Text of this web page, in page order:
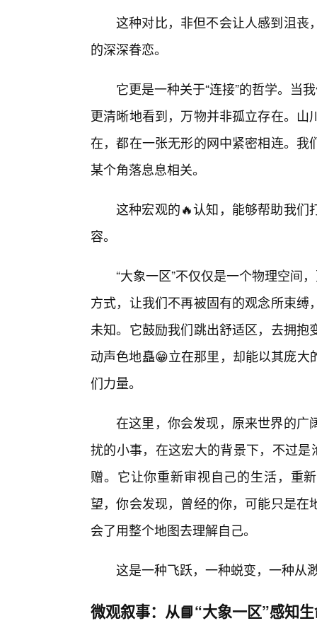
这种对比，非但不会让人感到沮丧
的深深眷恋。
它更是一种关于“连接”的哲学。当
更清晰地看到，万物并非孤立存在。
在，都在一张无形的网中紧密相连。
某个角落息息相关。
这种宏观的🔥认知，能够帮助我们
容。
“大象一区”不仅仅是一个物理空间
方式，让我们不再被固有的观念所束
未知。它鼓励我们跳出舒适区，去拥
动声色地矗😁立在那里，却能以其庞
们力量。
在这里，你会发现，原来世界的广
扰的小事，在这宏大的背景下，不过
赠。它让你重新审视自己的生活，重
望，你会发现，曾经的你，可能只是
会了用整个地图去理解自己。
这是一种飞跃，一种蜕变，一种从
微观叙事：从📘“大象一区”感知